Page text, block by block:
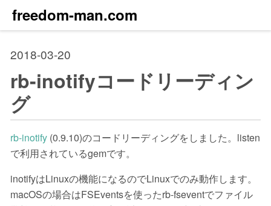
freedom-man.com
2018-03-20
rb-inotifyコードリーディン
グ
rb-inotify (0.9.10)のコードリーディングをしました。listen
で利用されているgemです。
inotifyはLinuxの機能になるのでLinuxでのみ動作します。
macOSの場合はFSEventsを使ったrb-fseventでファイル